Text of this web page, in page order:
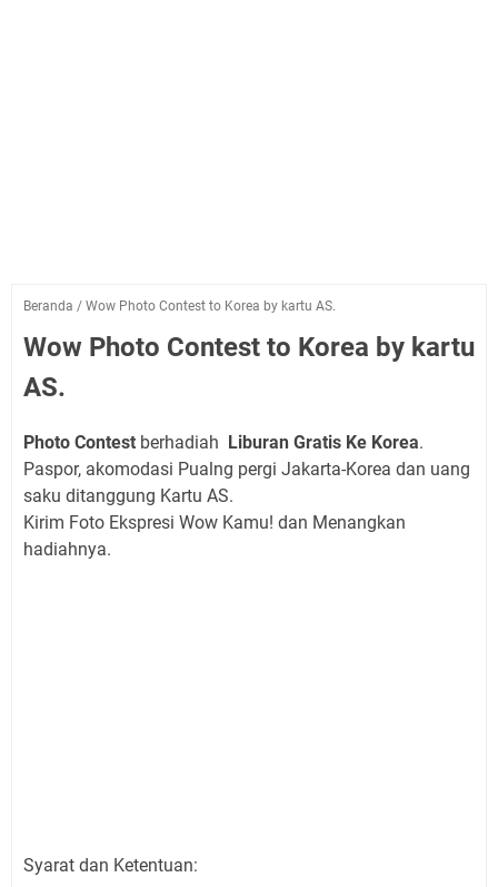
Beranda / Wow Photo Contest to Korea by kartu AS.
Wow Photo Contest to Korea by kartu
AS.
Photo Contest berhadiah Liburan Gratis Ke Korea.
Paspor, akomodasi Pualng pergi Jakarta-Korea dan uang
saku ditanggung Kartu AS.
Kirim Foto Ekspresi Wow Kamu! dan Menangkan
hadiahnya.
Syarat dan Ketentuan: